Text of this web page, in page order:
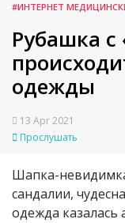
#ИНТЕРНЕТ
Рубашка с
одежды
13 Apr 2021
Прослушать
Шапка-
сандалии,
одежда казалась